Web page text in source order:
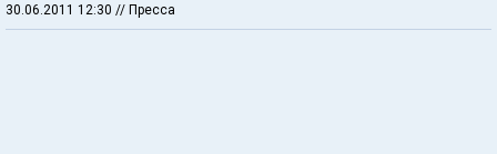
30.06.2011 12:30 // Пресса